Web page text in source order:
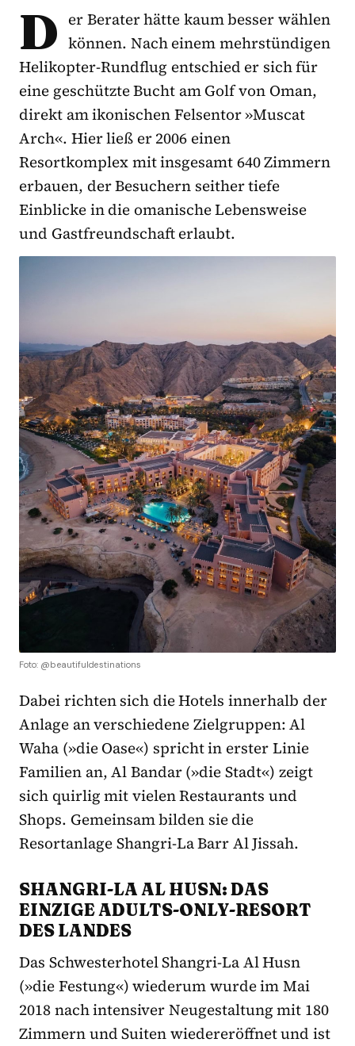
D er Berater hätte kaum besser wählen
können. Nach einem mehrstündigen
Helikopter-Rundflug entschied er sich für
eine geschützte Bucht am Golf von Oman,
direkt am ikonischen Felsentor »Muscat
Arch«. Hier ließ er 2006 einen
Resortkomplex mit insgesamt 640 Zimmern
erbauen, der Besuchern seither tiefe
Einblicke in die omanische Lebensweise
und Gastfreundschaft erlaubt.
Foto: @beautifuldestinations
Dabei richten sich die Hotels innerhalb der
Anlage an verschiedene Zielgruppen: Al
Waha (»die Oase«) spricht in erster Linie
Familien an, Al Bandar (»die Stadt«) zeigt
sich quirlig mit vielen Restaurants und
Shops. Gemeinsam bilden sie die
Resortanlage Shangri-La Barr Al Jissah.
SHANGRI-LA AL HUSN: DAS
EINZIGE ADULTS-ONLY-RESORT
DES LANDES
Das Schwesterhotel Shangri-La Al Husn
(»die Festung«) wiederum wurde im Mai
2018 nach intensiver Neugestaltung mit 180
Zimmern und Suiten wiedereröffnet und ist